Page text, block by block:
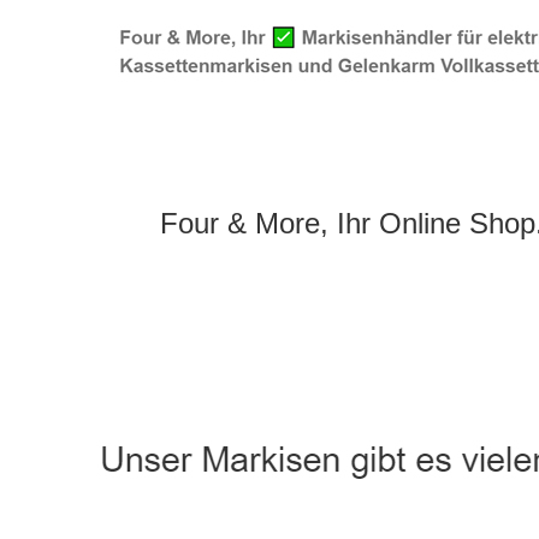
Four & More, Ihr Online